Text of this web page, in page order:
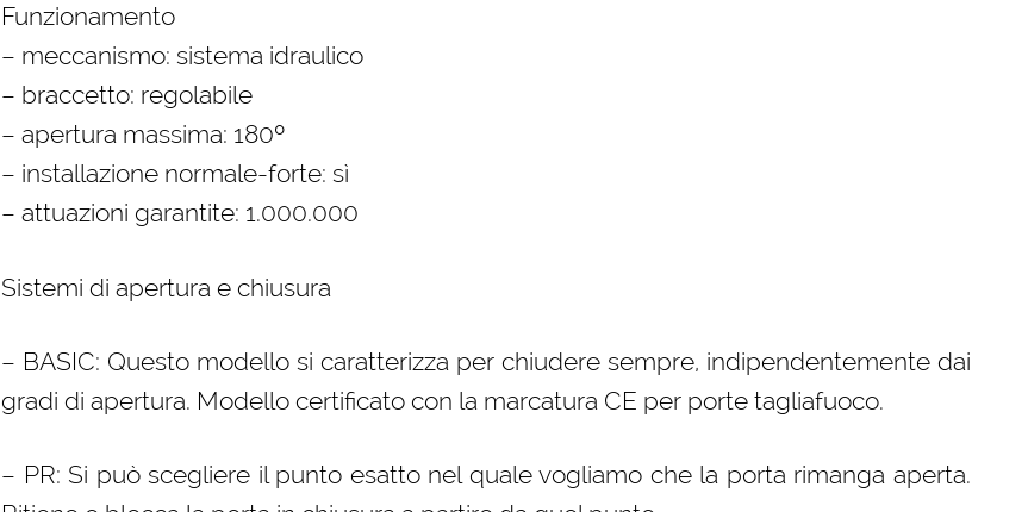
Funzionamento
– meccanismo: sistema idraulico
– braccetto: regolabile
– apertura massima: 180º
– installazione normale-forte: sì
– attuazioni garantite: 1.000.000
Sistemi di apertura e chiusura
– BASIC: Questo modello si caratterizza per chiudere sempre, indipendentemente dai
gradi di apertura. Modello certificato con la marcatura CE per porte tagliafuoco.
– PR: Si può scegliere il punto esatto nel quale vogliamo che la porta rimanga aperta.